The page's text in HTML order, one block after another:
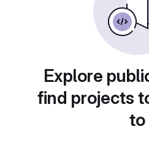
Explore
find projects
to